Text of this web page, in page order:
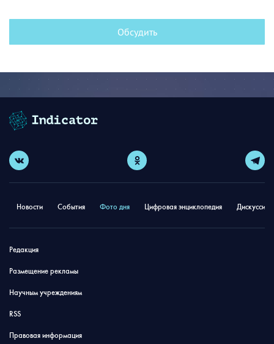
Обсудить
Новости События Фото дня Цифровая энциклопедия
Редакция
Размещение рекламы
Научным учреждениям
RSS
Правовая информация